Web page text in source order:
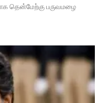
தென்மேற்கு பருவமழை